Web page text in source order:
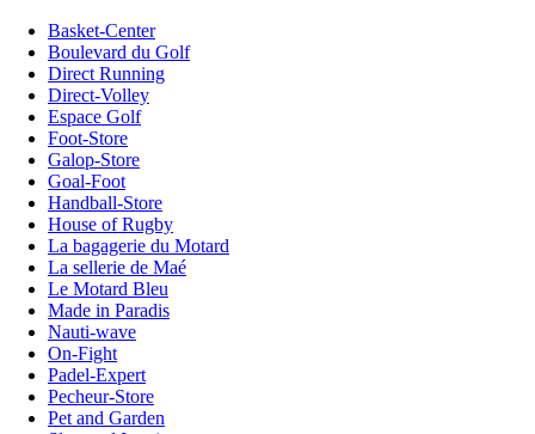
Basket-Center
Boulevard du Golf
Direct Running
Direct-Volley
Espace Golf
Foot-Store
Galop-Store
Goal-Foot
Handball-Store
House of Rugby
La bagagerie du Motard
La sellerie de Maé
Le Motard Bleu
Made in Paradis
Nauti-wave
On-Fight
Padel-Expert
Pecheur-Store
Pet and Garden